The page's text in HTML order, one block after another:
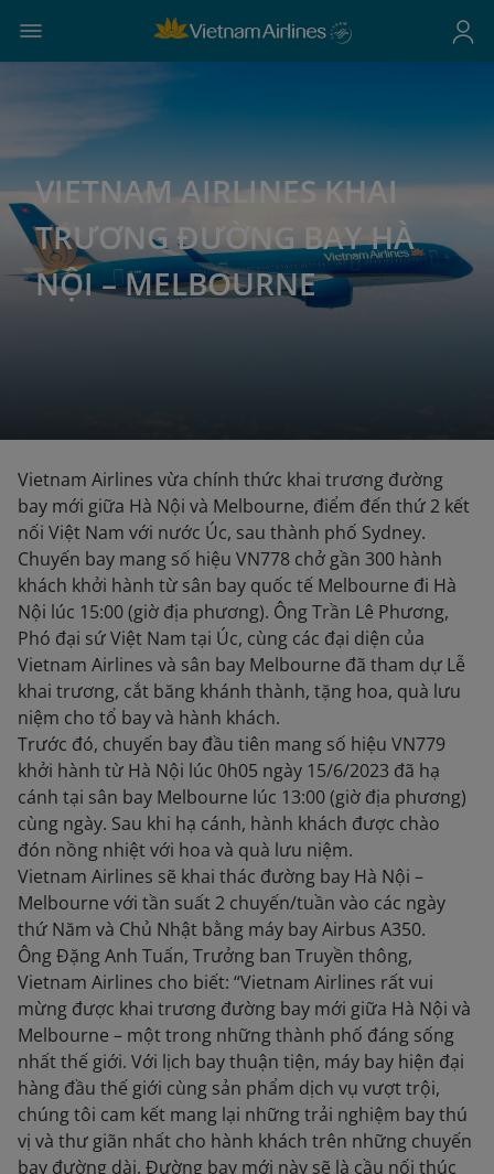
VIETNAM AIRLINES KHAI
TRƯƠNG ĐƯỜNG BAY HÀ
NỘI – MELBOURNE
Vietnam Airlines vừa chính thức khai trương đường
bay mới giữa Hà Nội và Melbourne, điểm đến thứ 2 kết
nối Việt Nam với nước Úc, sau thành phố Sydney.
Chuyến bay mang số hiệu VN778 chở gần 300 hành
khách khởi hành từ sân bay quốc tế Melbourne đi Hà
Nội lúc 15:00 (giờ địa phương). Ông Trần Lê Phương,
Phó đại sứ Việt Nam tại Úc, cùng các đại diện của
Vietnam Airlines và sân bay Melbourne đã tham dự Lễ
khai trương, cắt băng khánh thành, tặng hoa, quà lưu
niệm cho tổ bay và hành khách.
Trước đó, chuyến bay đầu tiên mang số hiệu VN779
khởi hành từ Hà Nội lúc 0h05 ngày 15/6/2023 đã hạ
cánh tại sân bay Melbourne lúc 13:00 (giờ địa phương)
cùng ngày. Sau khi hạ cánh, hành khách được chào
đón nồng nhiệt với hoa và quà lưu niệm.
Vietnam Airlines sẽ khai thác đường bay Hà Nội –
Melbourne với tần suất 2 chuyến/tuần vào các ngày
thứ Năm và Chủ Nhật bằng máy bay Airbus A350.
Ông Đặng Anh Tuấn, Trưởng ban Truyền thông,
Vietnam Airlines cho biết: “Vietnam Airlines rất vui
mừng được khai trương đường bay mới giữa Hà Nội và
Melbourne – một trong những thành phố đáng sống
nhất thế giới. Với lịch bay thuận tiện, máy bay hiện đại
hàng đầu thế giới cùng sản phẩm dịch vụ vượt trội,
chúng tôi cam kết mang lại những trải nghiệm bay thú
vị và thư giãn nhất cho hành khách trên những chuyến
bay đường dài. Đường bay mới này sẽ là cầu nối thúc